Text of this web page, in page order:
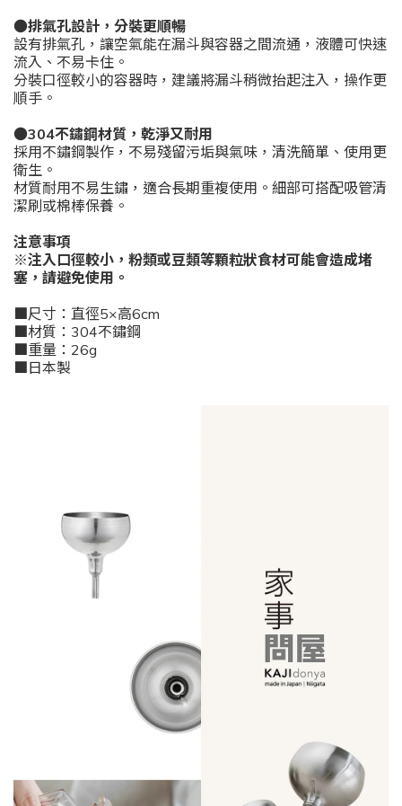
●排氣孔設計，分裝更順暢
設有排氣孔，讓空氣能在漏斗與容器之間流通，液體可快速
流入、不易卡住。
分裝口徑較小的容器時，建議將漏斗稍微抬起注入，操作更
順手。
●304不鏽鋼材質，乾淨又耐用
採用不鏽鋼製作，不易殘留污垢與氣味，清洗簡單、使用更
衛生。
材質耐用不易生鏽，適合長期重複使用。細部可搭配吸管清
潔刷或棉棒保養。
注意事項
※注入口徑較小，粉類或豆類等顆粒狀食材可能會造成堵
塞，請避免使用。
■尺寸：直徑5×高6cm
■材質：304不鏽鋼
■重量：26g
■日本製